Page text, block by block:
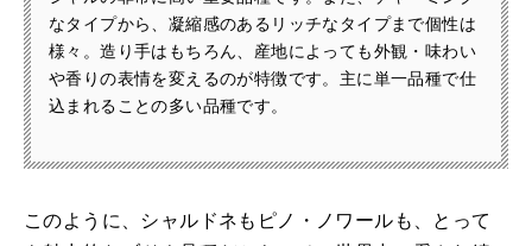
なタイプから、凝縮感のあるリッチなタイプまで個性は
様々。造り手はもちろん、産地によっても外観・味わい
や香りの表情を変えるのが特徴です。主に単一品種で仕
込まれることの多い品種です。
このように、シャルドネもピノ・ノワールも、とって